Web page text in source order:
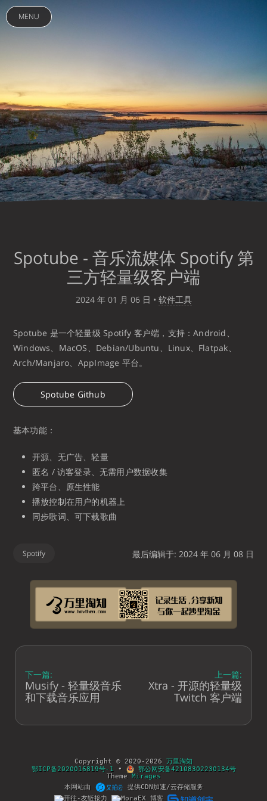
MENU
Spotube - 音乐流媒体 Spotify 第
三方轻量级客户端
2024 年 01 月 06 日 • 软件工具
Spotube 是一个轻量级 Spotify 客户端，支持：Android、
Windows、MacOS、Debian/Ubuntu、Linux、Flatpak、
Arch/Manjaro、AppImage 平台。
Spotube Github
基本功能：
开源、无广告、轻量
匿名 / 访客登录、无需用户数据收集
跨平台、原生性能
播放控制在用户的机器上
同步歌词、可下载歌曲
Spotify 最后编辑于: 2024 年 06 月 08 日
下一篇:
Musify - 轻量级音乐
和下载音乐应用
上一篇:
Xtra - 开源的轻量级
Twitch 客户端
Copyright © 2020-2026 万里淘知
鄂ICP备2020016819号-1 •
鄂公网安备42108302230134号
Theme Mirages
本网站由
提供CDN加速/云存储服务